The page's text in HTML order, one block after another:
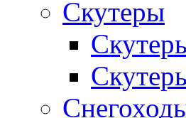
Скутеры